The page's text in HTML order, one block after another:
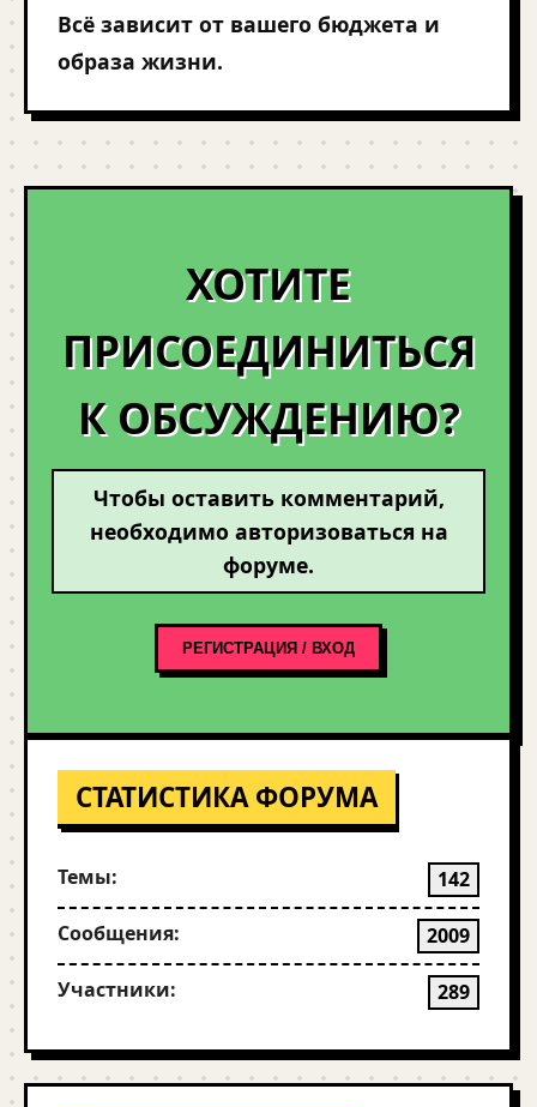
Всё зависит от вашего бюджета и
образа жизни.
ХОТИТЕ
ПРИСОЕДИНИТЬСЯ
К ОБСУЖДЕНИЮ?
Чтобы оставить комментарий,
необходимо авторизоваться на
форуме.
РЕГИСТРАЦИЯ / ВХОД
СТАТИСТИКА ФОРУМА
Темы: 142
Сообщения: 2009
Участники: 289